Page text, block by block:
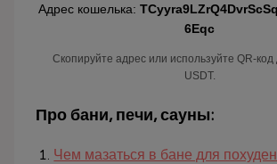
Адрес кошелька:
6Eqc
Скопируйте адрес или используйте QR-
USDT.
Про бани, печи, сауны:
Чем мазаться в бане для